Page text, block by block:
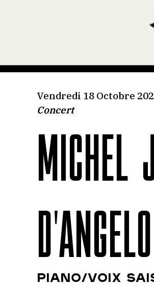
Vendredi 18 Octobre
Concert
MICHEL
D'ANGELO
Piano/voix